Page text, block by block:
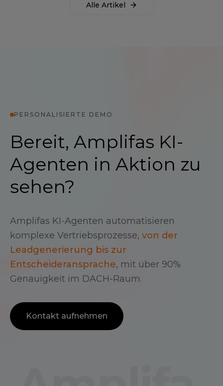
Alle Artikel
PERSONALISIERTE DEMO
Bereit, Amplifas KI-
Agenten in Aktion zu
sehen?
Amplifas KI-Agenten automatisieren
komplexe Vertriebsprozesse, von der
Leadgenerierung bis zur
Entscheideransprache, mit über 90%
Genauigkeit im DACH-Raum.
Kontakt aufnehmen